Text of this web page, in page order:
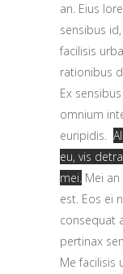
an. Eius
sensibus
facilisis
rationibus
Ex
omnium
euripidis.
eu, vis
mei. Mei
est. Eos ei
consequat
pertinax
Me facilisis